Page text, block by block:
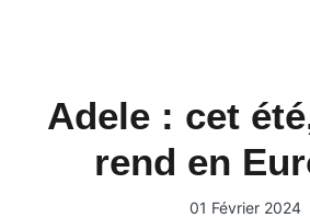
Adele : cet
rend en
01 Février 2024